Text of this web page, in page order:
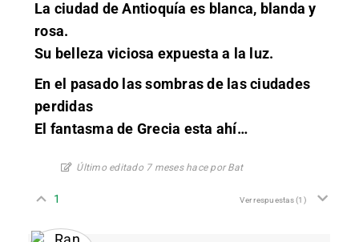
La ciudad de Antioquía es blanca, blanda y
rosa.
Su belleza viciosa expuesta a la luz.
En el pasado las sombras de las ciudades
perdidas
El fantasma de Grecia esta ahí…
Último editado 7 meses hace por Bat
1 Ver respuestas(1)